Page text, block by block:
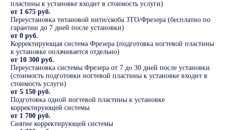
пластины к установке входит в стоимость услуги)
от 1 675 руб.
Переустановка титановой нити/скоба 3ТО/Фрезера (бесплатно по
гарантии до 7 дней после установки)
от 0 руб.
Корректирующая система Фрезера (подготовка ногтевой пластины
к установке оплачивается отдельно)
от 10 300 руб.
Переустановка системы Фрезера от 7 до 30 дней после установки
(стоимость подготовки ногтевой пластины к установке входит в
стоимость услуги)
от 5 150 руб.
Подготовка одной ногтевой пластины к установке
корректирующей системы
от 1 700 руб.
Снятие корректирующей системы